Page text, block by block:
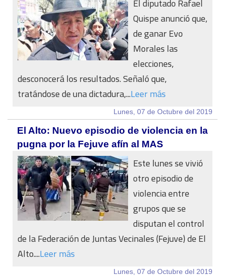
Quispe anunció que,
de ganar Evo
Morales las
elecciones,
desconocerá los resultados. Señaló que,
tratándose de una dictadura,...Leer más
Lunes, 07 de Octubre del 2019
El Alto: Nuevo episodio de violencia en la
pugna por la Fejuve afín al MAS
Este lunes se vivió
otro episodio de
violencia entre
grupos que se
disputan el control
de la Federación de Juntas Vecinales (Fejuve) de El
Alto....Leer más
Lunes, 07 de Octubre del 2019